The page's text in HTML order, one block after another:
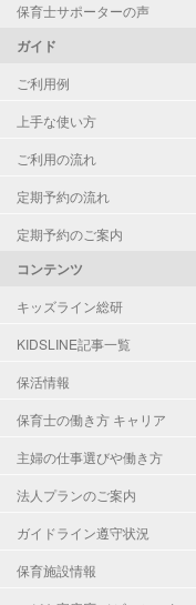
保育士サポーターの声
ガイド
ご利用例
上手な使い方
ご利用の流れ
定期予約の流れ
定期予約のご案内
コンテンツ
キッズライン総研
KIDSLINE記事一覧
保活情報
保育士の働き方 キャリア
主婦の仕事選びや働き方
法人プランのご案内
ガイドライン遵守状況
保育施設情報